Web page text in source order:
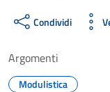
Condividi
Argomenti
Modulistica